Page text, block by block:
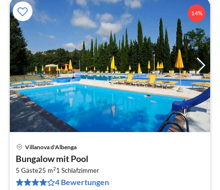
14%
Villanova d'Albenga
Bungalow mit Pool
5 Gäste25 m21 Schlafzimmer
4 Bewertungen